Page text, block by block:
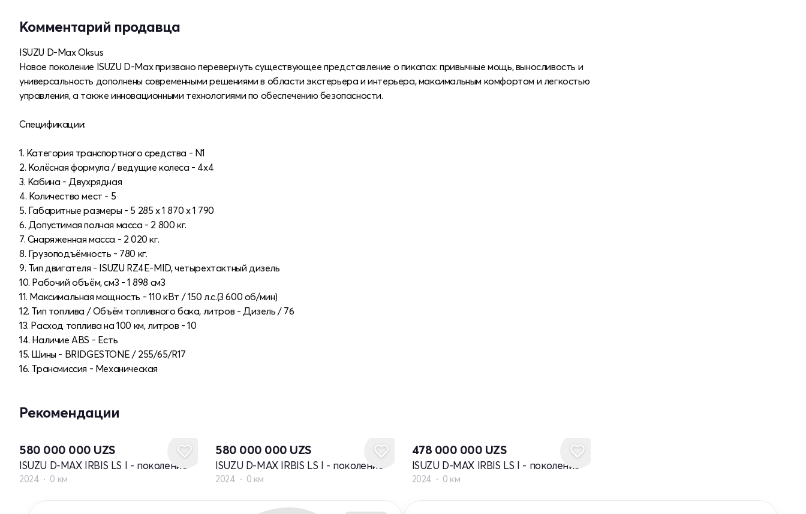
Комментарий продавца
ISUZU D-Max Oksus
Новое поколение ISUZU D-Max призвано перевернуть существующее представление о пикапах: привычные мощь, выносливость и
универсальность дополнены современными решениями в области экстерьера и интерьера, максимальным комфортом и легкостью
управления, а также инновационными технологиями по обеспечению безопасности.
Спецификации:
1. Категория транспортного средства - N1
2. Колёсная формула / ведущие колеса - 4x4
3. Кабина - Двухрядная
4. Количество мест - 5
5. Габаритные размеры - 5 285 х 1 870 х 1 790
6. Допустимая полная масса - 2 800 кг.
7. Снаряженная масса - 2 020 кг.
8. Грузоподъёмность - 780 кг.
9. Тип двигателя - ISUZU RZ4E-MID, четырехтактный дизель
10. Рабочий объём, см3 - 1 898 см3
11. Максимальная мощность - 110 кВт / 150 л.с.(3 600 об/мин)
12. Тип топлива / Объём топливного бака, литров - Дизель / 76
13. Расход топлива на 100 км, литров - 10
14. Наличие ABS - Есть
15. Шины - BRIDGESTONE / 255/65/R17
16. Трансмиссия - Механическая
Рекомендации
580 000 000 UZS
ISUZU D-MAX IRBIS LS I - поколение
2024 0 км
580 000 000 UZS
ISUZU D-MAX IRBIS LS I - поколение
2024 0 км
478 000 000 UZS
ISUZU D-MAX IRBIS LS I - поколение
2024 0 км